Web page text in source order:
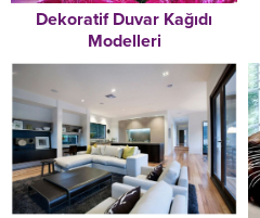
Dekoratif Duvar Kağıdı
Modelleri